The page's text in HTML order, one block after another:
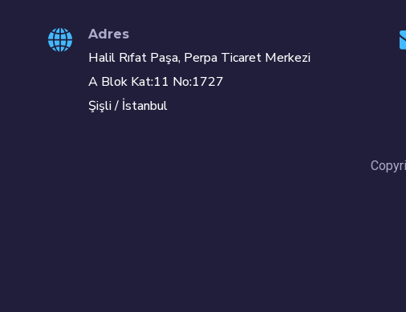
Adres
Halil Rıfat Paşa, Perpa Ticaret Merkezi
A Blok Kat:11 No:1727
Şişli / İstanbul